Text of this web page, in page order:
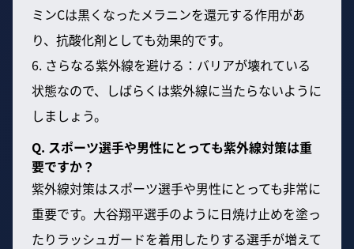
ミンCは黒くなったメラニンを還元する作用があ
り、抗酸化剤としても効果的です。
6. さらなる紫外線を避ける：バリアが壊れている
状態なので、しばらくは紫外線に当たらないように
しましょう。
Q. スポーツ選手や男性にとっても紫外線対策は重
要ですか？
紫外線対策はスポーツ選手や男性にとっても非常に
重要です。大谷翔平選手のように日焼け止めを塗っ
たりラッシュガードを着用したりする選手が増えて